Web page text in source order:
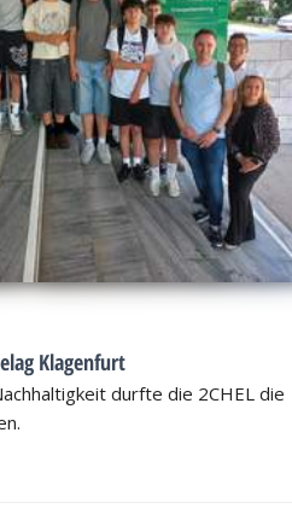
Klagenfurt
durfte die 2CHEL die